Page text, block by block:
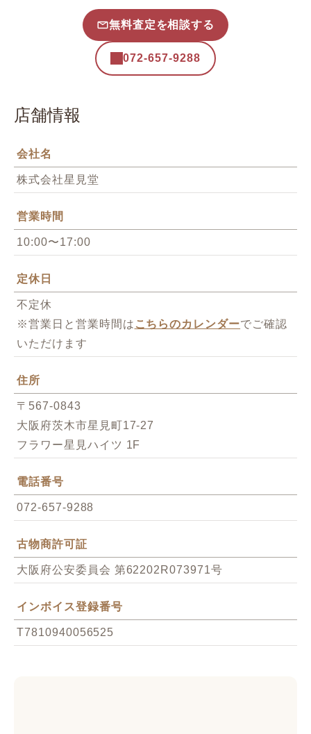
無料査定を相談する
072-657-9288
店舗情報
会社名
株式会社星見堂
営業時間
10:00〜17:00
定休日
不定休
※営業日と営業時間は こちらのカレンダーでご確認
いただけます
住所
〒567-0843
大阪府茨木市星見町17-27
フラワー星見ハイツ 1F
電話番号
072-657-9288
古物商許可証
大阪府公安委員会 第62202R073971号
インボイス登録番号
T7810940056525